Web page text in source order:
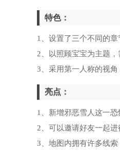
特色：
1、设置了三个不同的章
2、以照顾宝宝为主题
3、采用第一人称的视角
亮点：
1、新增邪恶雪人这一
2、可以邀请好友一起进
3、地图内拥有许多线索